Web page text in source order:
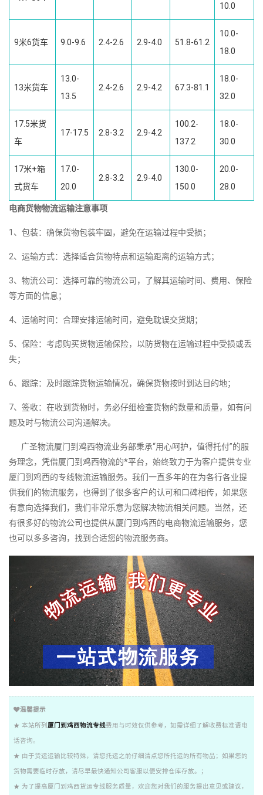
10.0
9米6货车 9.0-9.6 2.4-2.6 2.9-4.0 51.8-61.2
10.0-
18.0
13米货车
13.0-
13.5
2.4-2.6 2.9-4.2 67.3-81.1
18.0-
32.0
17.5米货
车
17-17.5 2.8-3.2 2.9-4.2
100.2-
137.2
18.0-
30.0
17米+箱
式货车
17.0-
20.0
2.8-3.2 2.9-4.0
130.0-
150.0
20.0-
28.0
电商货物物流运输注意事项
1、包装：确保货物包装牢固，避免在运输过程中受损；
2、运输方式：选择适合货物特点和运输距离的运输方式；
3、物流公司：选择可靠的物流公司，了解其运输时间、费用、保险
等方面的信息；
4、运输时间：合理安排运输时间，避免耽误交货期；
5、保险：考虑购买货物运输保险，以防货物在运输过程中受损或丢
失；
6、跟踪：及时跟踪货物运输情况，确保货物按时到达目的地；
7、签收：在收到货物时，务必仔细检查货物的数量和质量，如有问
题及时与物流公司沟通解决。
广圣物流厦门到鸡西物流业务部秉承“用心呵护，值得托付”的服
务理念，凭借厦门到鸡西物流的*平台，始终致力于为客户提供专业
厦门到鸡西的专线物流运输服务。我们一直多年的在为各行各业提
供我们的物流服务，也得到了很多客户的认可和口碑相传，如果您
有意向选择我们，我们非常乐意为您解决物流相关问题。当然，还
有很多好的物流公司也提供从厦门到鸡西的电商物流运输服务，您
也可以多多咨询，找到合适您的物流服务商。
温馨提示
★ 本站所列 厦门到鸡西物流专线费用与时效仅供参考，如需详细了解收费标准请电
话咨询。
★ 由于货运运输比较特殊，请您托运之前仔细清点您所托运的所有物品；如果您的
货物需要临时存放，请尽早最快通知公司客服以便安排仓库存放。；
★ 为了提高厦门到鸡西货运专线服务质量，欢迎您对我们的服务提出意见或建议，